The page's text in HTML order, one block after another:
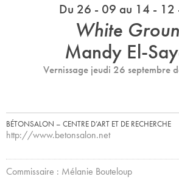
Du 26 - 09 au 14 -
White
Mandy El-
Vernissage jeudi 26 septembre
BÉTONSALON – CENTRE D’ART ET DE RECHERCHE
http://www.betonsalon.net
Commissaire : Mélanie Bouteloup